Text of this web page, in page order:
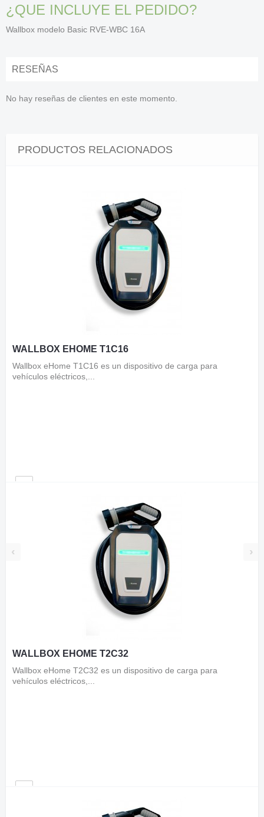
¿QUE INCLUYE EL PEDIDO?
Wallbox modelo Basic RVE-WBC 16A
RESEÑAS
No hay reseñas de clientes en este momento.
PRODUCTOS RELACIONADOS
‹ ›
WALLBOX EHOME T1C16
Wallbox eHome T1C16 es un dispositivo de carga para
vehículos eléctricos,...
WALLBOX EHOME T2C32
Wallbox eHome T2C32 es un dispositivo de carga para
vehículos eléctricos,...